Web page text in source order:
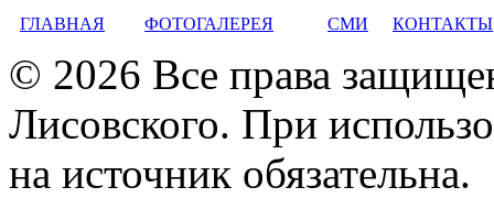
ГЛАВНАЯ ФОТОГАЛЕРЕЯ СМИ КОНТАКТЫ
© 2026 Все права
Лисовского. При
на источник обязательна.